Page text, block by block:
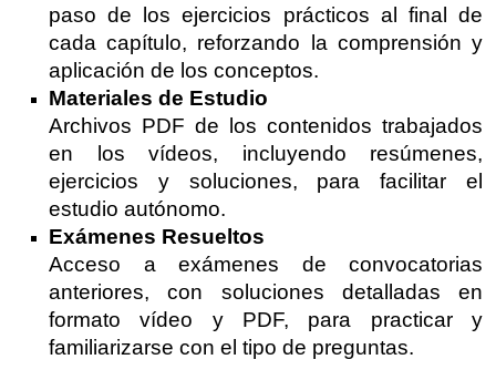
paso de los ejercicios prácticos al final de
cada capítulo, reforzando la comprensión y
aplicación de los conceptos.
Materiales de Estudio
Archivos PDF de los contenidos trabajados
en los vídeos, incluyendo resúmenes,
ejercicios y soluciones, para facilitar el
estudio autónomo.
Exámenes Resueltos
Acceso a exámenes de convocatorias
anteriores, con soluciones detalladas en
formato vídeo y PDF, para practicar y
familiarizarse con el tipo de preguntas.